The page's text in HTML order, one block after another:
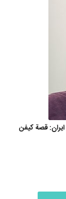
ايران: قصة كيفن